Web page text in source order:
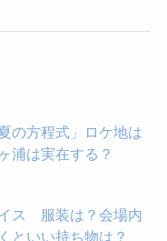
の方程式」ロケ地は
浦は実在する？
ス 服装は？会場内
といい持ち物は？